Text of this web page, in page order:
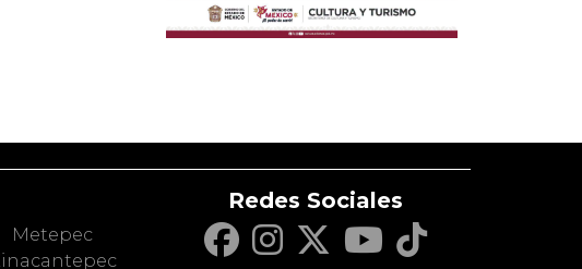
Metepec
Redes Sociales